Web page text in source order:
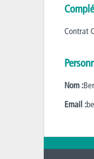
Contrat
Nom :
Email :